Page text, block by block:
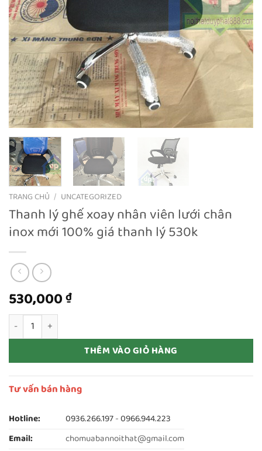
TRANG CHỦ / UNCATEGORIZED
Thanh lý ghế xoay nhân viên lưới chân
inox mới 100% giá thanh lý 530k
530,000₫
Thanh lý ghế xoay nhân viên lưới chân inox mới 100% giá
THÊM VÀO GIỎ HÀNG
Tư vấn bán hàng
Hotline: 0936.266.197-0966.944.223
Email:
chomuabannoithat@gmail.com